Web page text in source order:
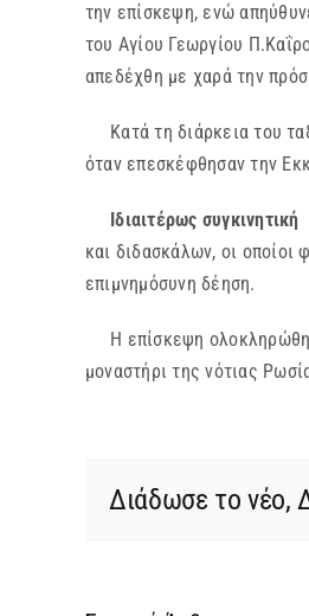
την επίσκεψη, ενώ
του Αγίου Γεωργίου
απεδέχθη με χαρά την
Κατά τη διάρκεια του
όταν επεσκέφθησαν την
Ιδιαιτέρως
και διδασκάλων, οι
επιμνημόσυνη δέηση.
Η επίσκεψη
μοναστήρι της νότιας
Διάδωσε το νέο,